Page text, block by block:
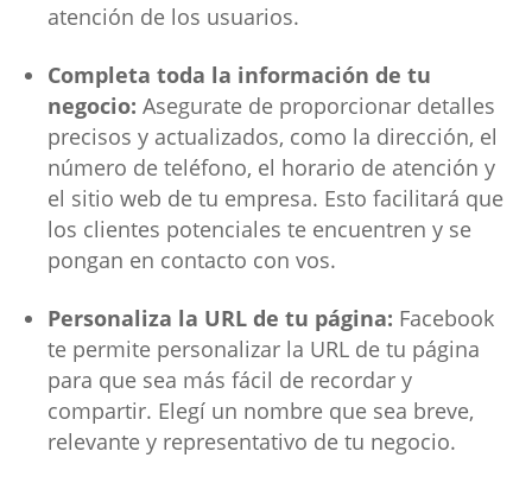
atención de los usuarios.
Completa toda la información de tu
negocio: Asegurate de proporcionar detalles
precisos y actualizados, como la dirección, el
número de teléfono, el horario de atención y
el sitio web de tu empresa. Esto facilitará que
los clientes potenciales te encuentren y se
pongan en contacto con vos.
Personaliza la URL de tu página: Facebook
te permite personalizar la URL de tu página
para que sea más fácil de recordar y
compartir. Elegí un nombre que sea breve,
relevante y representativo de tu negocio.